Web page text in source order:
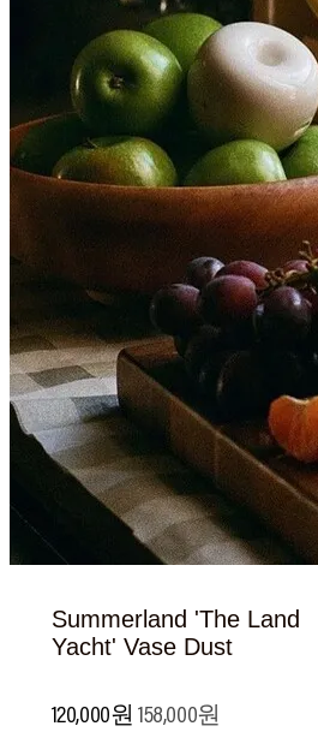
Summerland 'The Land
Yacht' Vase Dust
120,000원 158,000원